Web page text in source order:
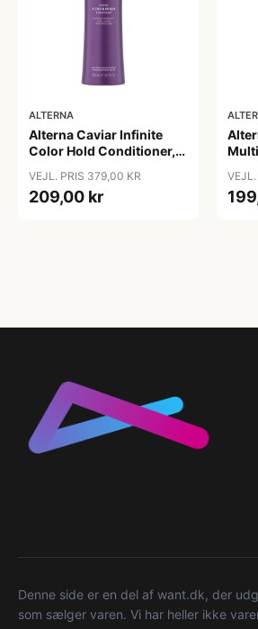
ALTERNA
Alterna Caviar Infinite
Color Hold Conditioner,
VEJL. PRIS 379,00 KR
209,00 kr
Denne side er en del af want.dk, der
som sælger varen. Vi har heller ikke